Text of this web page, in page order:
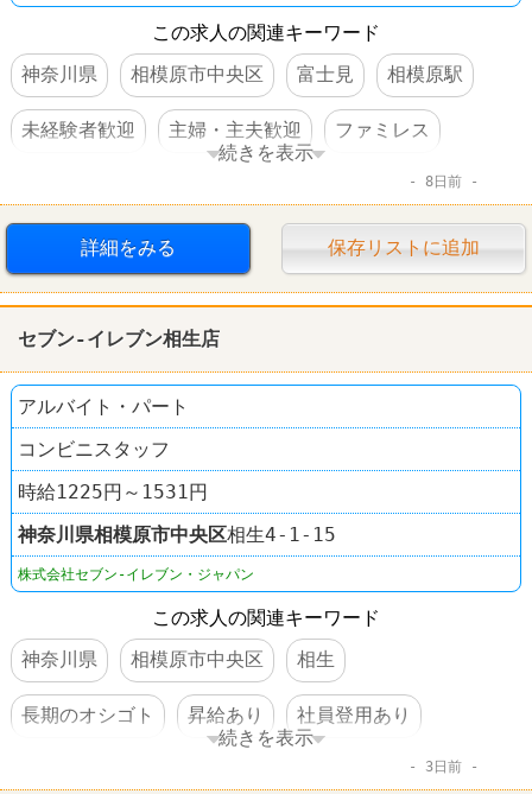
この求人の関連キーワード
神奈川県
相模原市中央区 富士見 相模原駅
未経験者歓迎 主婦・主夫歓迎 ファミレス
続きを表示
8日前
詳細をみる 保存リストに追加
セブン-イレブン相生店
アルバイト・パート
コンビニスタッフ
時給1225円～1531円
神奈川県相模原市中央区相生4-1-15
株式会社セブン-イレブン・ジャパン
この求人の関連キーワード
神奈川県
相模原市中央区 相生
長期のオシゴト 昇給あり 社員登用あり
セブンイレブン
続きを表示
3日前